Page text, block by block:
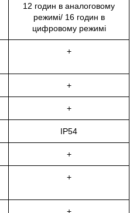
12 годин в аналоговому
режимі/ 16 годин в
цифровому режимі
+
+
+
IP54
+
+
+